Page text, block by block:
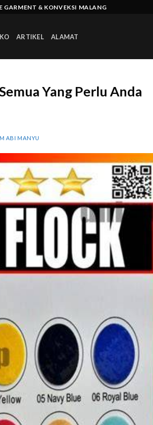
GARMENT & KONVEKSI MALANG
ARTIKEL ALAMAT
Yang Perlu Anda
ABI MANYU